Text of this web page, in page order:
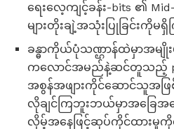
ရေးလေ့ကျင့်ခန်း-bits ၏
များတိုးချဲ့အသုံးပြုခြင်းကိုမရှိ
ခန္ဓာကိုယ်ပုံသဏ္ဌာန်ထဲမှာအမျို
ကလောင်အမည်နဲ့ဆင်တူသည့်
အစွန်အဖျားကိုင်ဆောင်သူအ
လိုချင်ကြဘူးဘယ်မှာအခြေအ
လှိမ့်အနေဖြင့်ဆုပ်ကိုင်ထားမှု